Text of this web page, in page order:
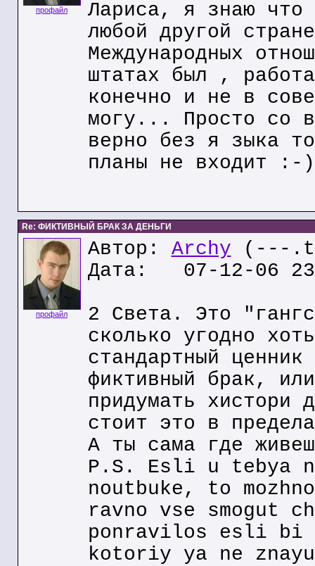
профайл
Лариса, я знаю
любой другой
Международных
штатах был ,
конечно и не в
могу... Просто со
верно без я зыка
планы не входит
Re: ФИКТИВНЫЙ БРАК ЗА ДЕНЬГИ
профайл
Автор: Archy (---
Дата: 07-12-06
2 Света. Это
сколько угодно
стандартный
фиктивный брак,
придумать
стоит это в
А ты сама где
P.S. Esli u tebya
noutbuke, to
ravno vse smogut
ponravilos esli bi
kotoriy ya ne